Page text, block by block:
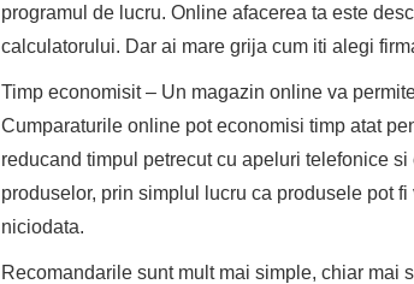
programul de lucru. Online afacerea ta este
calculatorului. Dar ai mare grija cum iti alegi
Timp economisit – Un magazin online va
Cumparaturile online pot economisi timp atat
reducand timpul petrecut cu apeluri telefonice
produselor, prin simplul lucru ca produsele pot
niciodata.
Recomandarile sunt mult mai simple, chiar mai